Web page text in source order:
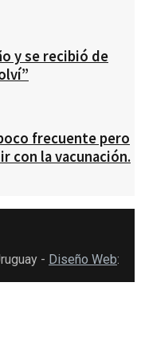
y se recibió de
frecuente pero
con la vacunación.
- Diseño Web: